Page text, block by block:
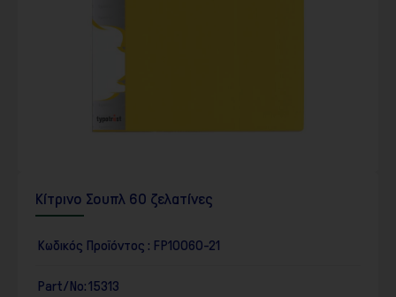
Κίτρινο Σουπλ 60 ζελατίνες
Κωδικός Προϊόντος : FP10060-21
Part/No:15313